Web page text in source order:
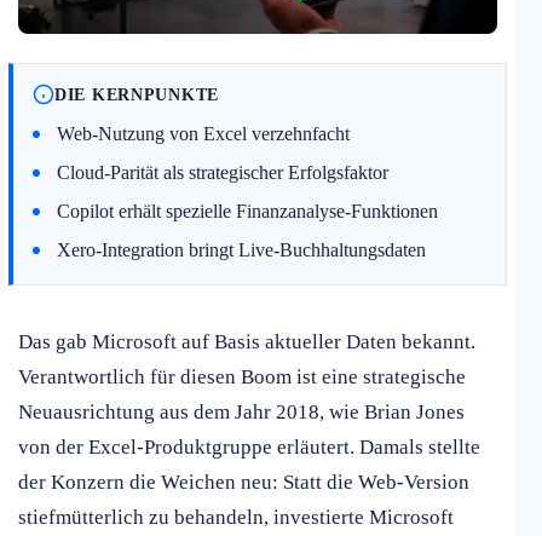
DIE KERNPUNKTE
Web-Nutzung von Excel verzehnfacht
Cloud-Parität als strategischer Erfolgsfaktor
Copilot erhält spezielle Finanzanalyse-Funktionen
Xero-Integration bringt Live-Buchhaltungsdaten
Das gab Microsoft auf Basis aktueller Daten bekannt.
Verantwortlich für diesen Boom ist eine strategische
Neuausrichtung aus dem Jahr 2018, wie Brian Jones
von der Excel-Produktgruppe erläutert. Damals stellte
der Konzern die Weichen neu: Statt die Web-Version
stiefmütterlich zu behandeln, investierte Microsoft